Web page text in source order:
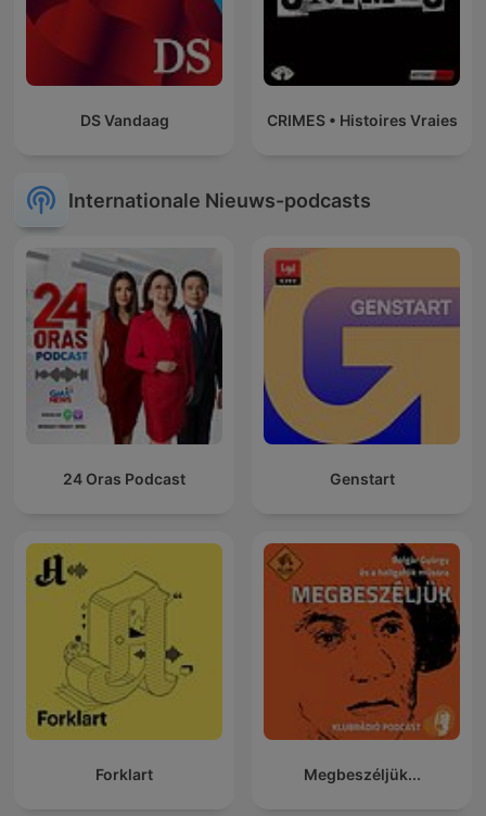
DS Vandaag CRIMES • Histoires Vraies
Internationale Nieuws-podcasts
24 Oras Podcast Genstart
Forklart Megbeszéljük...